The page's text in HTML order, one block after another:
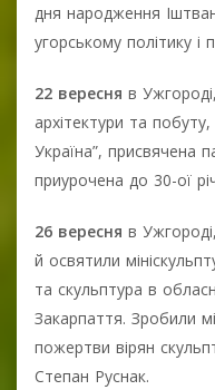
дня народження
угорському політику і
22 вересня в
архітектури та
Україна”, присвячена
приурочена до 30-ої
26 вересня в
й освятили
та скульптура в
Закарпаття. Зробили
пожертви вірян
Степан Руснак.